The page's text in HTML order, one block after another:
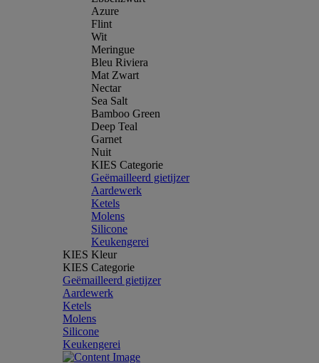
Azure
Flint
Wit
Meringue
Bleu Riviera
Mat Zwart
Nectar
Sea Salt
Bamboo Green
Deep Teal
Garnet
Nuit
KIES Categorie
Geëmailleerd gietijzer
Aardewerk
Ketels
Molens
Silicone
Keukengerei
KIES Kleur
KIES Categorie
Geëmailleerd gietijzer
Aardewerk
Ketels
Molens
Silicone
Keukengerei